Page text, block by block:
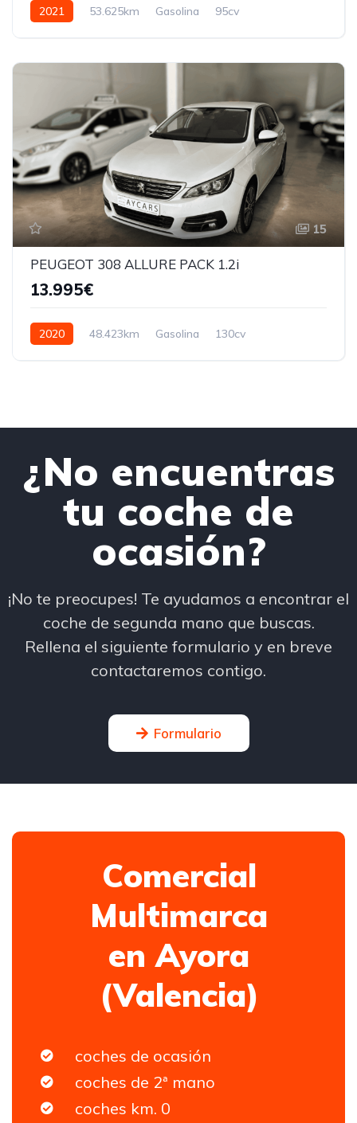
2021 53.625km Gasolina 95cv
15
PEUGEOT 308 ALLURE PACK 1.2i
13.995€
2020 48.423km Gasolina 130cv
¿No encuentras
tu coche de
ocasión?
¡No te preocupes! Te ayudamos a encontrar el
coche de segunda mano que buscas.
Rellena el siguiente formulario y en breve
contactaremos contigo.
Formulario
Comercial
Multimarca
en Ayora
(Valencia)
coches de ocasión
coches de 2ª mano
coches km. 0